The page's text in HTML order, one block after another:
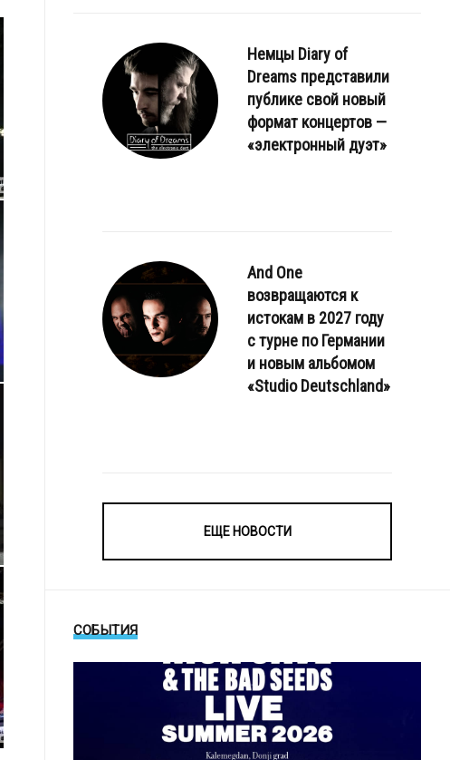
Немцы Diary of
Dreams представили
публике свой новый
формат концертов —
«электронный дуэт»
And One
возвращаются к
истокам в 2027 году
с турне по Германии
и новым альбомом
«Studio Deutschland»
ЕЩЕ НОВОСТИ
СОБЫТИЯ